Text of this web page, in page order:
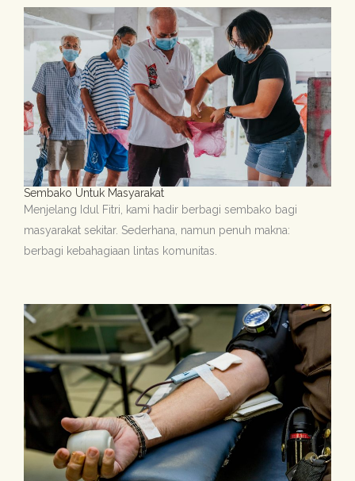
Sembako Untuk Masyarakat
Menjelang Idul Fitri, kami hadir berbagi sembako bagi
masyarakat sekitar. Sederhana, namun penuh makna:
berbagi kebahagiaan lintas komunitas.